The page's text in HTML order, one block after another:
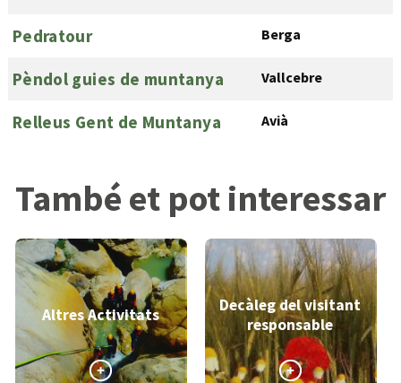
Pedratour Berga
Pèndol guies de muntanya Vallcebre
Relleus Gent de Muntanya Avià
També et pot interessar
Altres Activitats
Decàleg del visitant
responsable